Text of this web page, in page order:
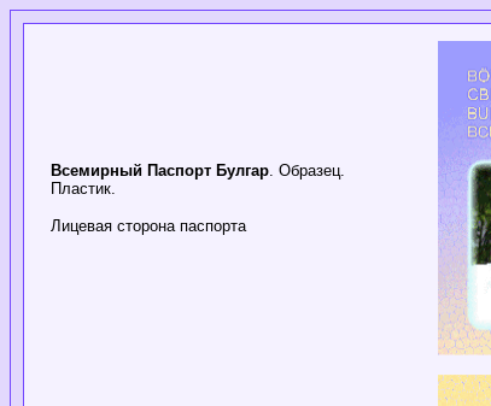
Всемирный Паспорт Булгар. Образец.
Пластик.
Лицевая сторона паспорта